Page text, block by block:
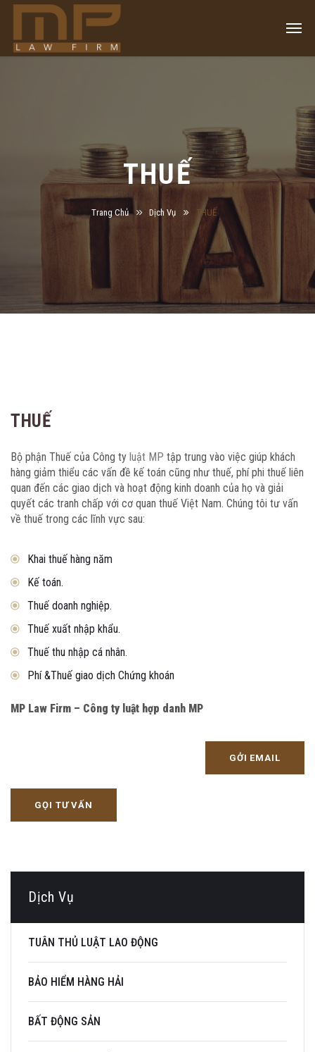
THUẾ
Trang Chủ Dịch Vụ THUẾ
THUẾ
Bộ phận Thuế của Công ty luật MP tập trung vào việc giúp khách
hàng giảm thiểu các vấn đề kế toán cũng như thuế, phí phi thuế liên
quan đến các giao dịch và hoạt động kinh doanh của họ và giải
quyết các tranh chấp với cơ quan thuế Việt Nam. Chúng tôi tư vấn
về thuế trong các lĩnh vực sau:
Khai thuế hàng năm
Kế toán.
Thuế doanh nghiệp.
Thuế xuất nhập khẩu.
Thuế thu nhập cá nhân.
Phí &Thuế giao dịch Chứng khoán
MP Law Firm – Công ty luật hợp danh MP
GỞI EMAIL
GỌI TƯ VẤN
Dịch Vụ
TUÂN THỦ LUẬT LAO ĐỘNG
BẢO HIỂM HÀNG HẢI
BẤT ĐỘNG SẢN